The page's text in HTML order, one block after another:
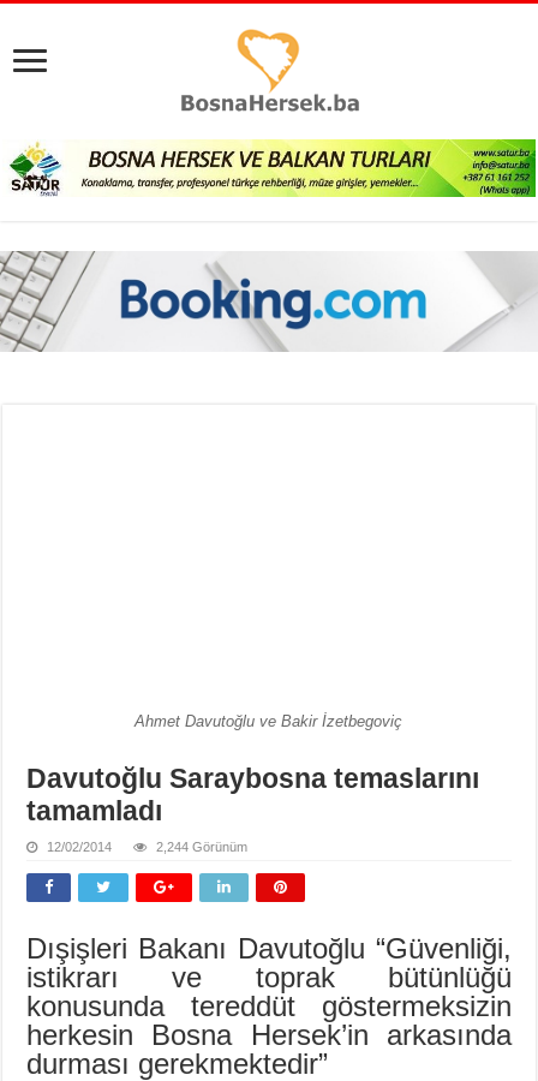
Ahmet Davutoğlu ve Bakir İzetbegoviç
Davutoğlu Saraybosna temaslarını
tamamladı
12/02/2014 2,244 Görünüm
Dışişleri Bakanı Davutoğlu “Güvenliği,
istikrarı ve toprak bütünlüğü
konusunda tereddüt göstermeksizin
herkesin Bosna Hersek’in arkasında
durması gerekmektedir”